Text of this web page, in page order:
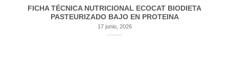
FICHA TÉCNICA NUTRICIONAL ECOCAT BIODIETA
PASTEURIZADO BAJO EN PROTEINA
17 junio, 2026